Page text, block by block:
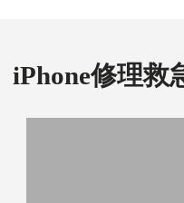
iPhone修理救